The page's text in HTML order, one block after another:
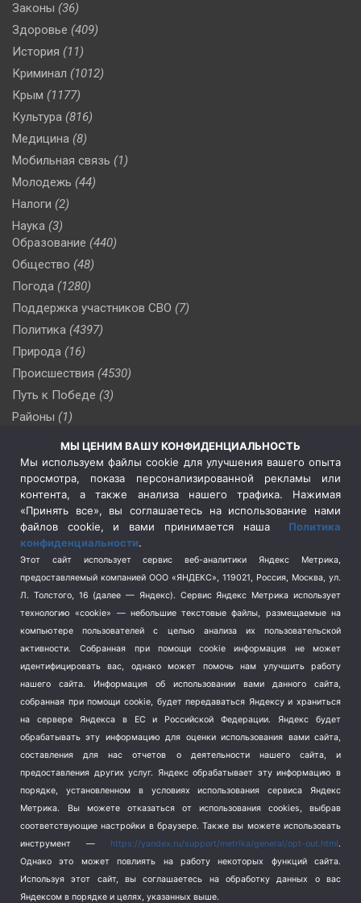
Законы (36)
Здоровье (409)
История (11)
Криминал (1012)
Крым (1177)
Культура (816)
Медицина (8)
Мобильная связь (1)
Молодежь (44)
Налоги (2)
Наука (3)
Образование (440)
Общество (48)
Погода (1280)
Поддержка участников СВО (7)
Политика (4397)
Природа (16)
Происшествия (4530)
Путь к Победе (3)
Районы (1)
(510)
Сельское хозяйство (3)
Социальная политика
(3)
Спецоперация в Украине
Спецоперация на Украине
(404)
Спорт (740)
Терроризм (1)
Транспорт (262)
Туризм (178)
Флот (76)
Школа и спорт (2)
Экология (8)
Экономика (1172)
МЫ ЦЕНИМ ВАШУ КОНФИДЕНЦИАЛЬНОСТЬ
Мы используем файлы cookie для улучшения вашего опыта
просмотра, показа персонализированной рекламы или
контента, а также анализа нашего трафика. Нажимая
«Принять все», вы соглашаетесь на использование нами
файлов cookie, и вами принимается наша Политика
конфиденциальности.
Этот сайт использует сервис веб-аналитики Яндекс Метрика,
предоставляемый компанией ООО «ЯНДЕКС», 119021, Россия, Москва, ул.
Л. Толстого, 16 (далее — Яндекс). Сервис Яндекс Метрика использует
технологию «cookie» — небольшие текстовые файлы, размещаемые на
компьютере пользователей с целью анализа их пользовательской
активности.
Собранная при помощи cookie информация не может
идентифицировать вас, однако может помочь нам улучшить работу
нашего сайта. Информация об использовании вами данного сайта,
собранная при помощи cookie, будет передаваться Яндексу и храниться
на сервере Яндекса в ЕС и Российской Федерации. Яндекс будет
обрабатывать эту информацию для оценки использования вами сайта,
составления для нас отчетов о деятельности нашего сайта, и
предоставления других услуг. Яндекс обрабатывает эту информацию в
порядке, установленном в условиях использования сервиса Яндекс
Метрика.
Вы можете отказаться от использования cookies, выбрав
соответствующие настройки в браузере. Также вы можете использовать
инструмент — https://yandex.ru/support/metrika/general/opt-out.html.
Однако это может повлиять на работу некоторых функций сайта.
Используя этот сайт, вы соглашаетесь на обработку данных о вас
Яндексом в порядке и целях, указанных выше.